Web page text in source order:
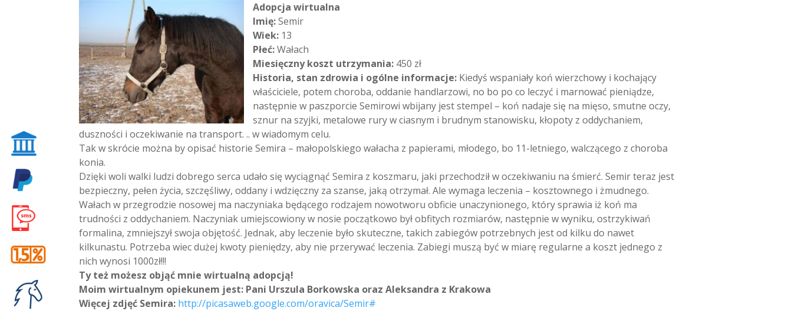
Adopcja wirtualna
Imię:Semir
Wiek: 13
Płeć:Wałach
Miesięczny koszt utrzymania: 450 zł
Historia, stan zdrowia i ogólne informacje: Kiedyś wspaniały koń wierzchowy i kochający
właściciele, potem choroba,oddanie handlarzowi, no bo po co leczyć i marnować pieniądze,
następnie w paszporcie Semirowi wbijany jest stempel – koń nadaje się na mięso, smutne oczy,
sznur na szyjki, metalowe rury w ciasnym i brudnym stanowisku, kłopoty z oddychaniem,
duszności i oczekiwanie na transport. .. w wiadomym celu.
Tak w skrócie można by opisać historie Semira – małopolskiego wałacha z papierami, młodego, bo 11-letniego, walczącego z choroba
konia.
Dzięki woli walki ludzi dobrego serca udało się wyciągnąć Semira z koszmaru, jaki przechodził w oczekiwaniu na śmierć. Semir teraz jest
bezpieczny, pełen życia, szczęśliwy, oddany i wdzięczny za szanse, jaką otrzymał. Ale wymaga leczenia – kosztownego i żmudnego.
Wałach w przegrodzie nosowej ma naczyniaka będącego rodzajem nowotworu obficie unaczynionego, który sprawia iż koń ma
trudności z oddychaniem. Naczyniak umiejscowiony w nosie początkowo był obfitych rozmiarów, następnie w wyniku, ostrzykiwań
formalina, zmniejszył swoja objętość. Jednak, aby leczenie było skuteczne, takich zabiegów potrzebnych jest od kilku do nawet
kilkunastu. Potrzeba wiec dużej kwoty pieniędzy, aby nie przerywać leczenia. Zabiegi muszą być w miarę regularne a koszt jednego z
nich wynosi 1000zł!!!
Ty też możesz objąć mnie wirtualną adopcją!
Moim wirtualnym opiekunem jest: Pani Urszula Borkowska oraz Aleksandra z Krakowa
Więcej zdjęć Semira: http://picasaweb.google.com/oravica/Semir#